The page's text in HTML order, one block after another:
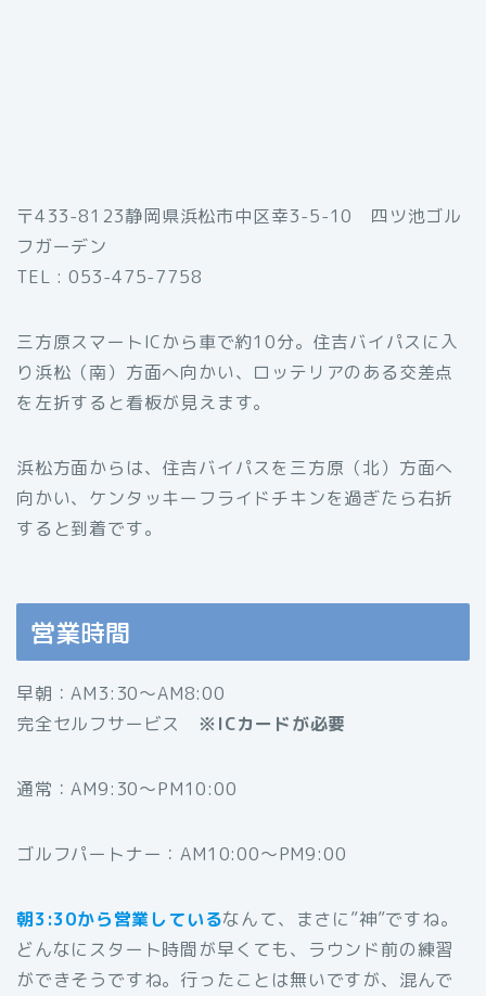
〒433-8123静岡県浜松市中区幸3-5-10 四ツ池ゴル
フガーデン
TEL : 053-475-7758
三方原スマートICから車で約10分。住吉バイパスに入
り浜松（南）方面へ向かい、ロッテリアのある交差点
を左折すると看板が見えます。
浜松方面からは、住吉バイパスを三方原（北）方面へ
向かい、ケンタッキーフライドチキンを過ぎたら右折
すると到着です。
営業時間
早朝：AM3:30～AM8:00
完全セルフサービス ※ICカードが必要
通常：AM9:30～PM10:00
ゴルフパートナー：AM10:00～PM9:00
朝3:30から営業しているなんて、まさに”神”ですね。
どんなにスタート時間が早くても、ラウンド前の練習
ができそうですね。行ったことは無いですが、混んで